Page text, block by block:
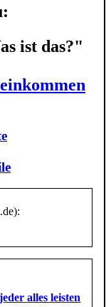
ist das?"
alles leisten